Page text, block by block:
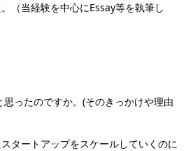
（当経験を中心にEssay等を執筆し
ったのですか。(そのきっかけや理由
タートアップをスケールしていくのに